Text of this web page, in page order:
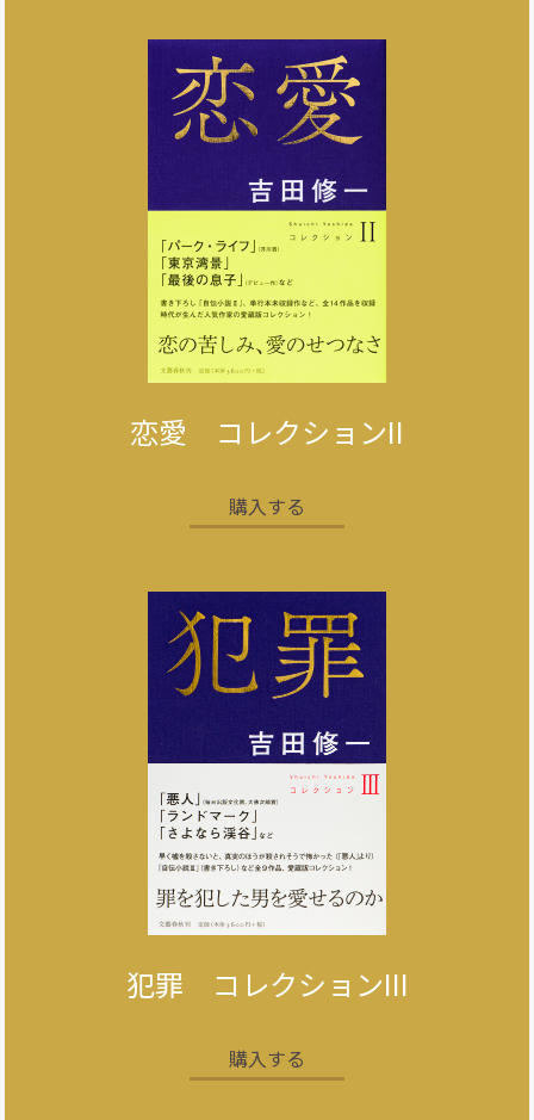
恋愛 コレクションII
購入する
犯罪 コレクションIII
購入する